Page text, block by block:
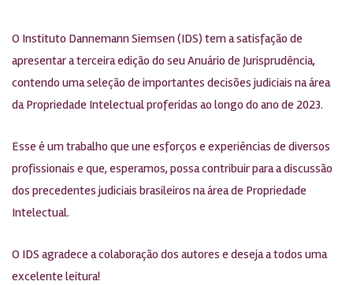
O Instituto Dannemann Siemsen (IDS) tem a satisfação de
apresentar a terceira edição do seu Anuário de Jurisprudência,
contendo uma seleção de importantes decisões judiciais na área
da Propriedade Intelectual proferidas ao longo do ano de 2023.
Esse é um trabalho que une esforços e experiências de diversos
profissionais e que, esperamos, possa contribuir para a discussão
dos precedentes judiciais brasileiros na área de Propriedade
Intelectual.
O IDS agradece a colaboração dos autores e deseja a todos uma
excelente leitura!